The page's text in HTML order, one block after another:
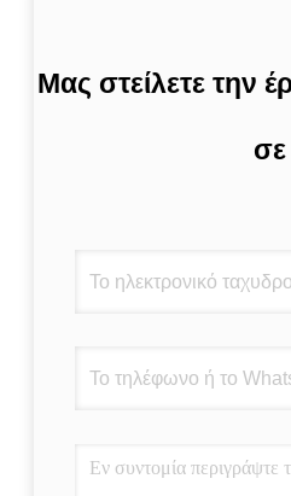
Μας στείλετε την
σε